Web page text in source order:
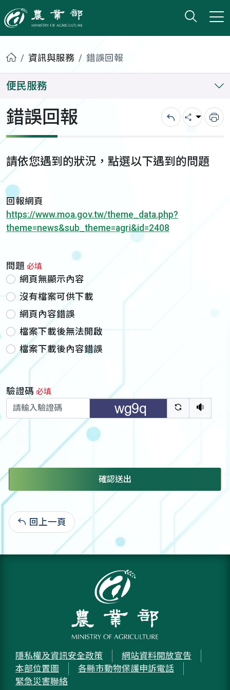
農業部
打開
小版
首頁資訊與服務 錯誤回報
便民服務
錯誤回報 回上一頁
分享 列
請依您遇到的狀況，點選以下遇到的問題
回報網頁
https://www.moa.gov.tw/theme_data.php?
theme=news&sub_theme=agri&id=2408
問題 必填
網頁無顯示內容
沒有檔案可供下載
網頁內容錯誤
檔案下載後無法開啟
檔案下載後內容錯誤
驗證碼 必填
驗證碼重新
聽語
確認送出
回上一頁
隱私權及資訊安全政策
網站資料開放宣告
本部位置圖
各縣市動物保護申訴電話
緊急災害聯絡